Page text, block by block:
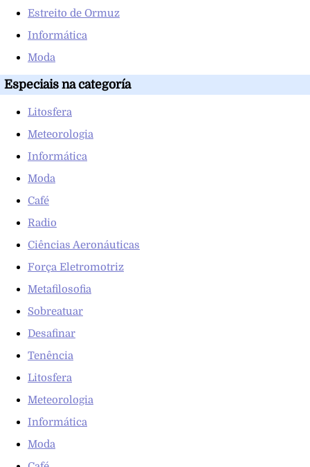
Estreito de Ormuz
Informática
Moda
Especiais na categoría
Litosfera
Meteorologia
Informática
Moda
Café
Radio
Ciências Aeronáuticas
Força Eletromotriz
Metafilosofia
Sobreatuar
Desafinar
Tenência
Litosfera
Meteorologia
Informática
Moda